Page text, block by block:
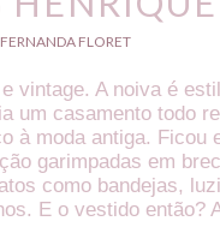
FLORET
vintage. A noiva é
um casamento todo
à moda antiga. Ficou
garimpadas em
como bandejas,
E o vestido então?